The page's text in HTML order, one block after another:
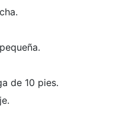
de 10 pies.